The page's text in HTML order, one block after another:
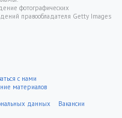
фотографических
правообладателя Getty Images
с нами
материалов
данных
Вакансии